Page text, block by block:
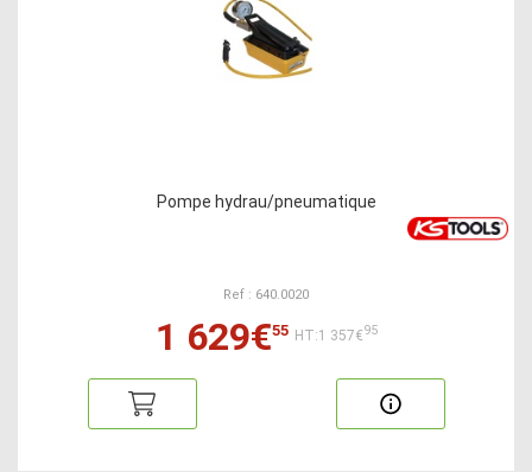
Pompe hydrau/pneumatique
Ref : 640.0020
1 629€55 HT:1 357€95